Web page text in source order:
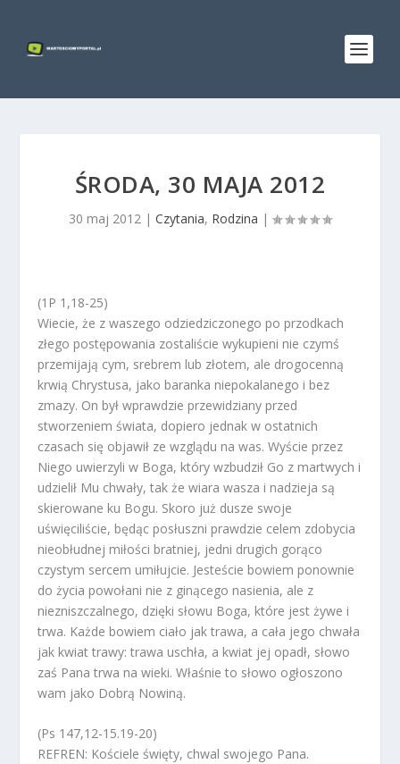
ŚRODA, 30 MAJA 2012
30 maj 2012 | Czytania, Rodzina |
(1P 1,18-25)
Wiecie, że z waszego odziedziczonego po przodkach
złego postępowania zostaliście wykupieni nie czymś
przemijają cym, srebrem lub złotem, ale drogocenną
krwią Chrystusa, jako baranka niepokalanego i bez
zmazy. On był wprawdzie przewidziany przed
stworzeniem świata, dopiero jednak w ostatnich
czasach się objawił ze wzglądu na was. Wyście przez
Niego uwierzyli w Boga, który wzbudził Go z martwych i
udzielił Mu chwały, tak że wiara wasza i nadzieja są
skierowane ku Bogu. Skoro już dusze swoje
uświęciliście, będąc posłuszni prawdzie celem zdobycia
nieobłudnej miłości bratniej, jedni drugich gorąco
czystym sercem umiłujcie. Jesteście bowiem ponownie
do życia powołani nie z ginącego nasienia, ale z
niezniszczalnego, dzięki słowu Boga, które jest żywe i
trwa. Każde bowiem ciało jak trawa, a cała jego chwała
jak kwiat trawy: trawa uschła, a kwiat jej opadł, słowo
zaś Pana trwa na wieki. Właśnie to słowo ogłoszono
wam jako Dobrą Nowiną.
(Ps 147,12-15.19-20)
REFREN: Kościele święty, chwal swojego Pana.